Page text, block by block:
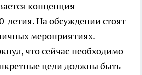
концепция
летия. На обсуждении стоят
мероприятиях.
что сейчас необходимо
цели должны быть